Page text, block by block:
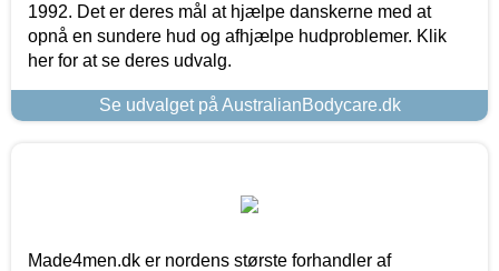
1992. Det er deres mål at hjælpe danskerne med at
opnå en sundere hud og afhjælpe hudproblemer. Klik
her for at se deres udvalg.
Se udvalget på AustralianBodycare.dk
Made4men.dk er nordens største forhandler af